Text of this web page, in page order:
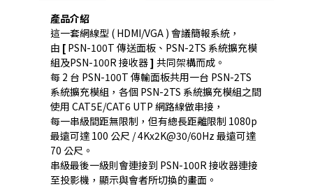
產品介紹
這一套網線型 ( HDMI/VGA ) 會議簡報系統，
由 [ PSN-100T 傳送面板、PSN-2TS 系統擴充模
組及PSN-100R 接收器] 共同架構而成。
每 2 台 PSN-100T 傳輸面板共用一台 PSN-2TS
系統擴充模組，各個 PSN-2TS 系統擴充模組之間
使用 CAT5E/CAT6 UTP 網路線做串接，
每一串級間距無限制，但有總長距離限制 1080p
最遠可達 100 公尺 / 4Kx2K@30/60Hz 最遠可達
70 公尺。
串級最後一級則會連接到 PSN-100R 接收器連接
至投影機，顯示與會者所切換的畫面。